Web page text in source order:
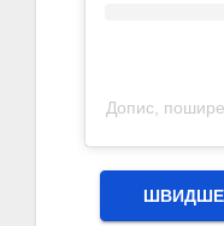
Допис,
ШВИДШЕ